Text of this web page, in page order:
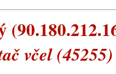
včel